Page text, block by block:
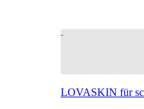
LOVASKIN für